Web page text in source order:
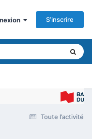
S’inscrire
Toute l’activité